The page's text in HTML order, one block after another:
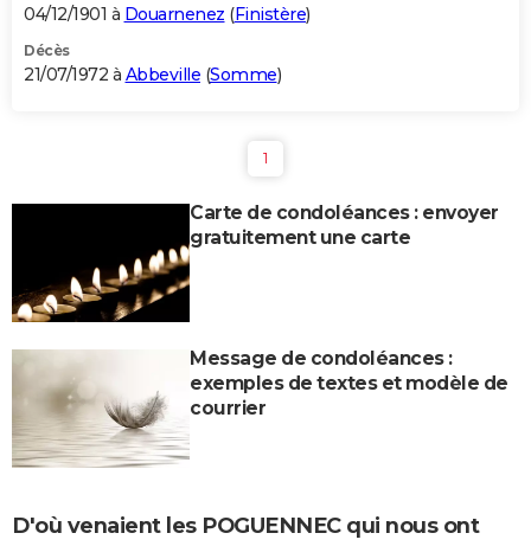
04/12/1901 à Douarnenez (Finistère)
Décès
21/07/1972 à Abbeville (Somme)
1
Carte de condoléances : envoyer
gratuitement une carte
Message de condoléances :
exemples de textes et modèle de
courrier
D'où venaient les POGUENNEC qui nous ont